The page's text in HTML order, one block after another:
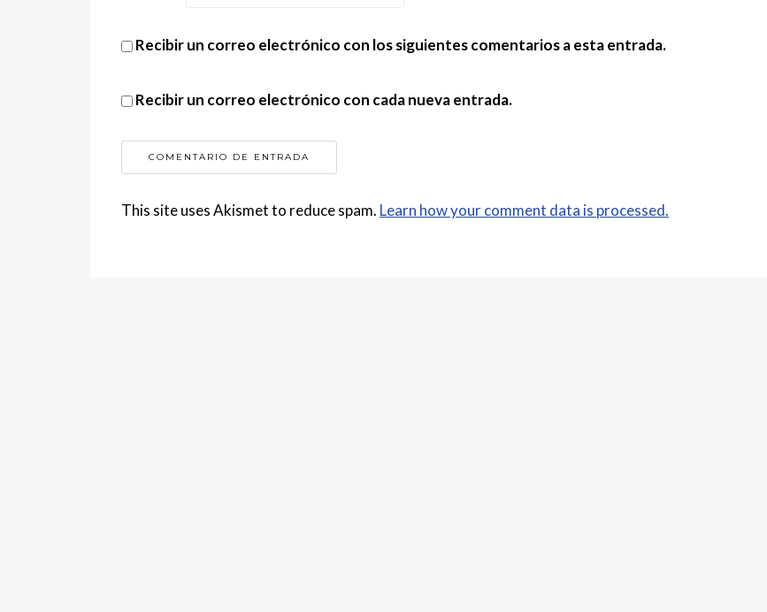
Recibir un correo electrónico con los siguientes comentarios a esta entrada.
Recibir un correo electrónico con cada nueva entrada.
This site uses Akismet to reduce spam. Learn how your comment data is processed.